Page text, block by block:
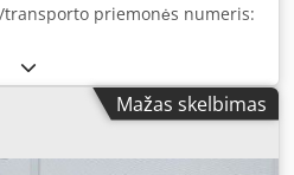
transporto priemonės numeris:
Mažas skelbimas